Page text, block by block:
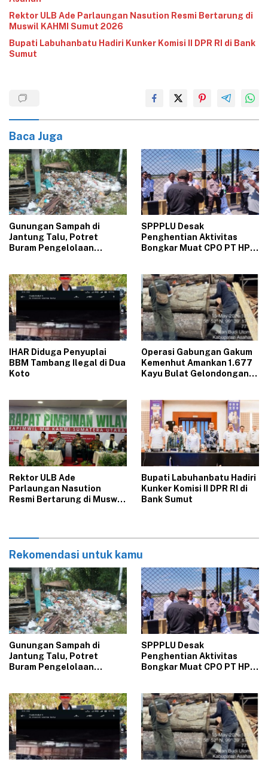
Rektor ULB Ade Parlaungan Nasution Resmi Bertarung di
Muswil KAHMI Sumut 2026
‎Bupati Labuhanbatu Hadiri Kunker Komisi II DPR RI di Bank
Sumut‎
Baca Juga
Gunungan Sampah di
Jantung Talu, Potret
Buram Pengelolaan
‎SPPPLU Desak
Penghentian Aktivitas
Bongkar Muat CPO PT HPP
‎IHAR Diduga Penyuplai
BBM Tambang Ilegal di Dua
Koto‎
Operasi Gabungan Gakum
Kemenhut Amankan 1.677
Kayu Bulat Gelondongan
Rektor ULB Ade
Parlaungan Nasution
Resmi Bertarung di Muswil
‎Bupati Labuhanbatu Hadiri
Kunker Komisi II DPR RI di
Bank Sumut‎
Rekomendasi untuk kamu
Gunungan Sampah di
Jantung Talu, Potret
Buram Pengelolaan
‎SPPPLU Desak
Penghentian Aktivitas
Bongkar Muat CPO PT HPP